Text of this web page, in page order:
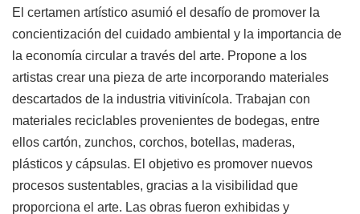
El certamen artístico asumió el desafío de promover la
concientización del cuidado ambiental y la importancia de
la economía circular a través del arte. Propone a los
artistas crear una pieza de arte incorporando materiales
descartados de la industria vitivinícola. Trabajan con
materiales reciclables provenientes de bodegas, entre
ellos cartón, zunchos, corchos, botellas, maderas,
plásticos y cápsulas. El objetivo es promover nuevos
procesos sustentables, gracias a la visibilidad que
proporciona el arte. Las obras fueron exhibidas y